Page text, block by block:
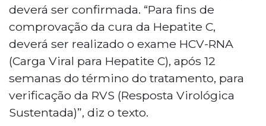
deverá ser confirmada. “Para fins de
comprovação da cura da Hepatite C,
deverá ser realizado o exame HCV-RNA
(Carga Viral para Hepatite C), após 12
semanas do término do tratamento, para
verificação da RVS (Resposta Virológica
Sustentada)”, diz o texto.